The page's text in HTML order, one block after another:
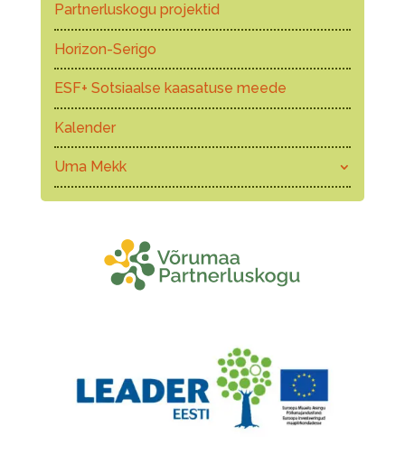
Partnerluskogu projektid
Horizon-Serigo
ESF+ Sotsiaalse kaasatuse meede
Kalender
Uma Mekk